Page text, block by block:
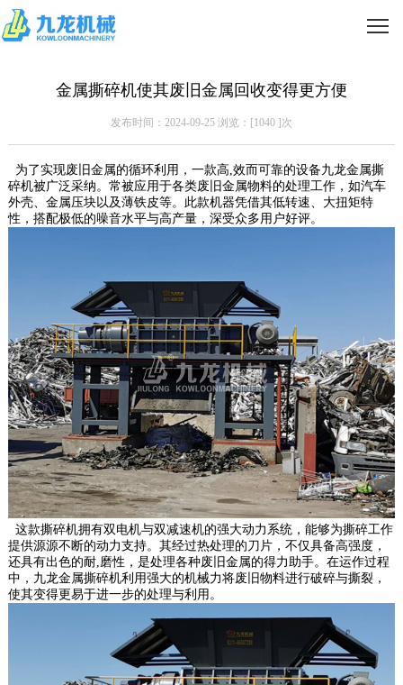
金属撕碎机使其废旧金属回收变得更方便
发布时间：2024-09-25 浏览：[1040 ]次
为了实现废旧金属的循环利用，一款高,效而可靠的设备九龙金属撕
碎机被广泛采纳。常被应用于各类废旧金属物料的处理工作，如汽车
外壳、金属压块以及薄铁皮等。此款机器凭借其低转速、大扭矩特
性，搭配极低的噪音水平与高产量，深受众多用户好评。
这款撕碎机拥有双电机与双减速机的强大动力系统，能够为撕碎工作
提供源源不断的动力支持。其经过热处理的刀片，不仅具备高强度，
还具有出色的耐,磨性，是处理各种废旧金属的得力助手。在运作过程
中，九龙金属撕碎机利用强大的机械力将废旧物料进行破碎与撕裂，
使其变得更易于进一步的处理与利用。